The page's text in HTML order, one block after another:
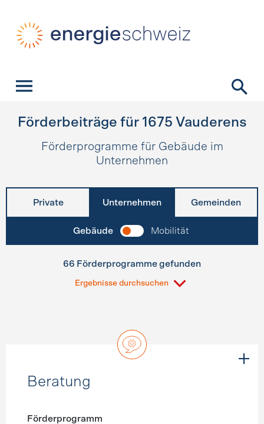
Förderbeiträge für 1675 Vauderens
Förderprogramme für Gebäude im
Unternehmen
Private Unternehmen Gemeinden
Gebäude Mobilität
66 Förderprogramme gefunden
Ergebnisse durchsuchen
Beratung
Förderprogramm